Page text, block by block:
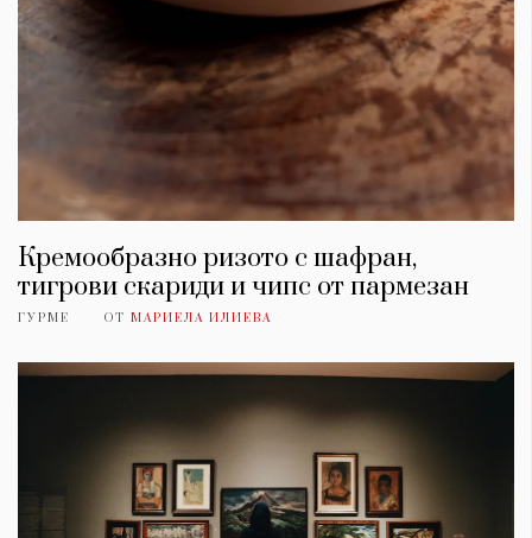
Кремообразно ризото с шафран,
тигрови скариди и чипс от пармезан
ГУРМЕ ОТ МАРИЕЛА ИЛИЕВА